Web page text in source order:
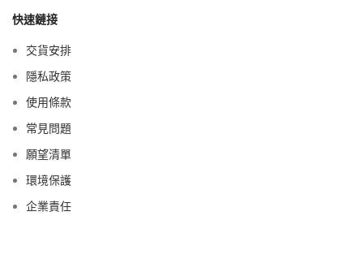
快速鏈接
交貨安排
隱私政策
使用條款
常見問題
願望清單
環境保護
企業責任